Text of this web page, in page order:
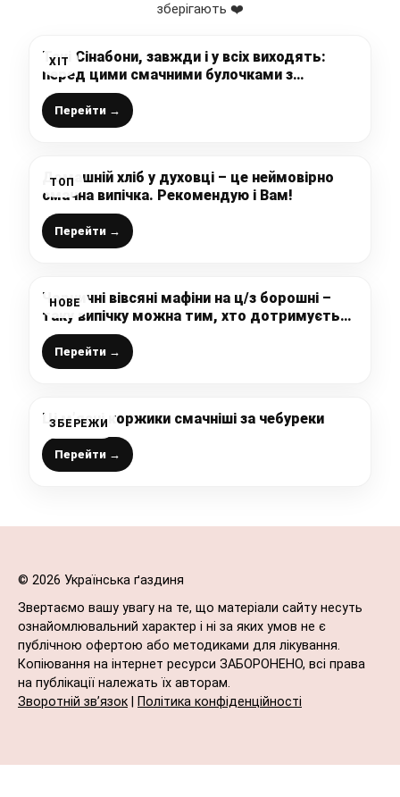
зберігають ❤️
ХІТ
Такі Сінабони, завжди і у всіх виходять:
перед цими смачними булочками з
яблуками встояти неможливо, до чаю чи
кави вони просто божественні
Перейти →
ТОП
Домашній хліб у духовці – це неймовірно
смачна випічка. Рекомендую і Вам!
Перейти →
НОВЕ
Чорничні вівсяні мафіни на ц/з борошні –
таку випічку можна тим, хто дотримується
правильного харчування: смачно і просто
Перейти →
ЗБЕРЕЖИ
Ці м’ясні коржики смачніші за чебуреки
Перейти →
© 2026 Українська ґаздиня
Звертаємо вашу увагу на те, що матеріали сайту несуть
ознайомлювальний характер і ні за яких умов не є
публічною офертою або методиками для лікування.
Копіювання на інтернет ресурси ЗАБОРОНЕНО, всі права
на публікації належать їх авторам.
Зворотній зв’язок
Політика конфіденційності